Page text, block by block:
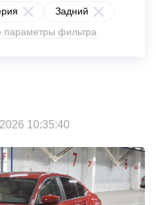
Задний
параметры фильтра
10:35:40